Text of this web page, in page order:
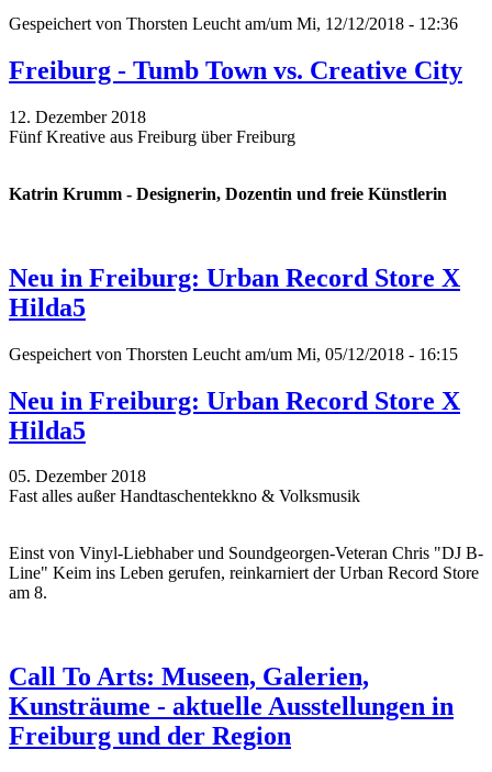
Gespeichert von Thorsten Leucht am/um Mi, 12/12/2018 - 12:36
Freiburg - Tumb Town vs. Creative City
12. Dezember 2018
Fünf Kreative aus Freiburg über Freiburg
Katrin Krumm - Designerin, Dozentin und freie Künstlerin
Neu in Freiburg: Urban Record Store X
Hilda5
Gespeichert von Thorsten Leucht am/um Mi, 05/12/2018 - 16:15
Neu in Freiburg: Urban Record Store X
Hilda5
05. Dezember 2018
Fast alles außer Handtaschentekkno & Volksmusik
Einst von Vinyl-Liebhaber und Soundgeorgen-Veteran Chris "DJ B-
Line" Keim ins Leben gerufen, reinkarniert der Urban Record Store
am 8.
Call To Arts: Museen, Galerien,
Kunsträume - aktuelle Ausstellungen in
Freiburg und der Region